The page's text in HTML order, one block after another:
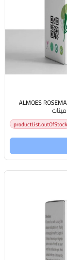
ALMOES
productList.outOfStock